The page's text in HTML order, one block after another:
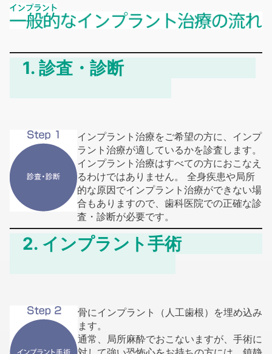
1. 診査・診断
インプラント治療をご希望の方に、インプ
ラント治療が適しているかを診査します。
インプラント治療はすべての方におこなえ
るわけではありません。 全身疾患や局所
的な原因でインプラント治療ができない場
合もありますので、歯科医院での正確な診
査・診断が必要です。
2. インプラント手術
骨にインプラント（人工歯根）を埋め込み
ます。
通常、局所麻酔でおこないますが、手術に